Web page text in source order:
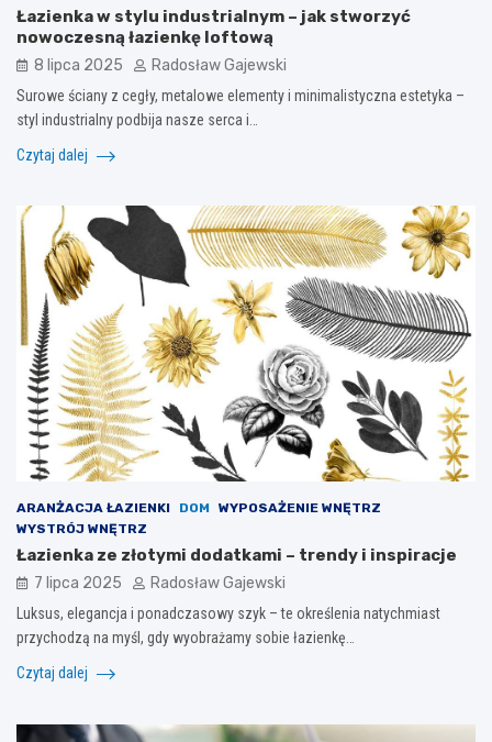
Łazienka w stylu industrialnym – jak stworzyć
nowoczesną łazienkę loftową
8 lipca 2025 Radosław Gajewski
Surowe ściany z cegły, metalowe elementy i minimalistyczna estetyka –
styl industrialny podbija nasze serca i…
Czytaj dalej
ARANŻACJA ŁAZIENKI DOM
WYPOSAŻENIE WNĘTRZ
WYSTRÓJ WNĘTRZ
Łazienka ze złotymi dodatkami – trendy i inspiracje
7 lipca 2025 Radosław Gajewski
Luksus, elegancja i ponadczasowy szyk – te określenia natychmiast
przychodzą na myśl, gdy wyobrażamy sobie łazienkę…
Czytaj dalej